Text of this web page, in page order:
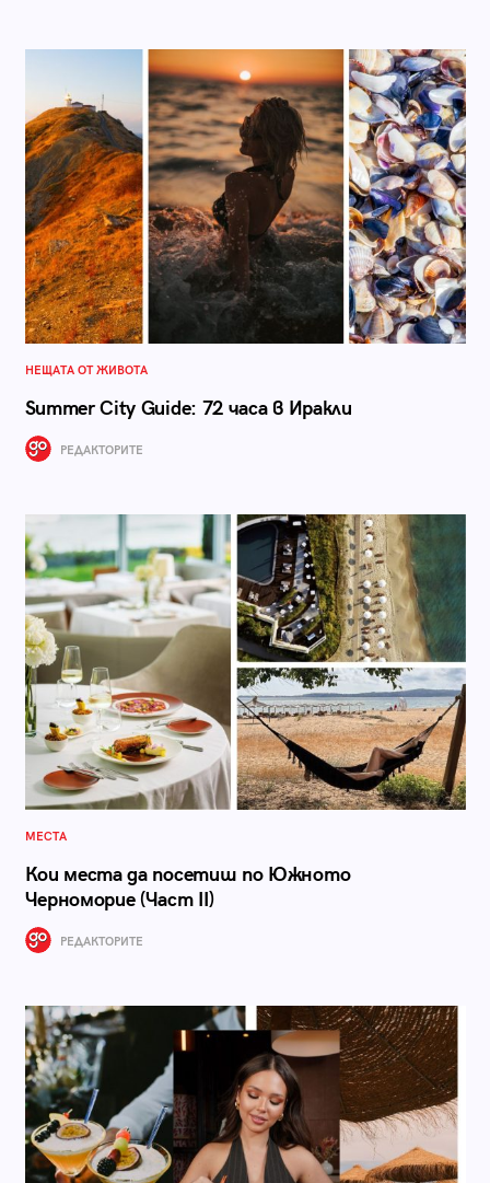
НЕЩАТА ОТ ЖИВОТА
Summer City Guide: 72 часа в Иракли
РЕДАКТОРИТЕ
МЕСТА
Кои места да посетиш по Южното
Черноморие (Част II)
РЕДАКТОРИТЕ